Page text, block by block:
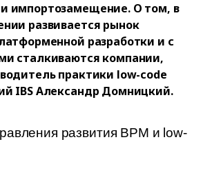
импортозамещение. О том, в
развивается рынок
разработки и с
сталкиваются компании,
практики low-code
IBS Александр Домницкий.
развития BPM и low-